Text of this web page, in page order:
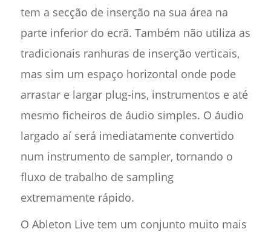
tem a secção de inserção na sua área na
parte inferior do ecrã. Também não utiliza as
tradicionais ranhuras de inserção verticais,
mas sim um espaço horizontal onde pode
arrastar e largar plug-ins, instrumentos e até
mesmo ficheiros de áudio simples. O áudio
largado aí será imediatamente convertido
num instrumento de sampler, tornando o
fluxo de trabalho de sampling
extremamente rápido.
O Ableton Live tem um conjunto muito mais